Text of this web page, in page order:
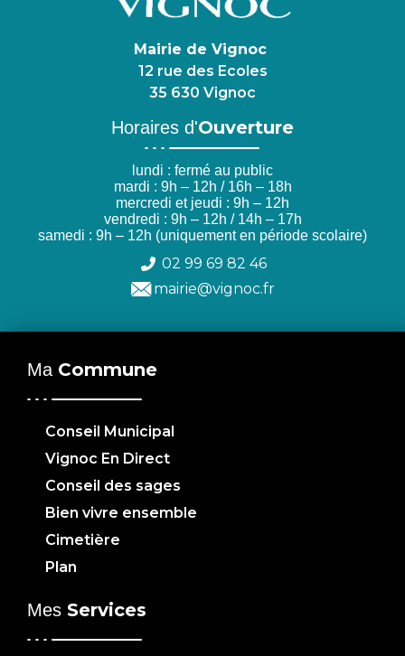
Mairie de Vignoc
12 rue des Ecoles
35 630 Vignoc
Horaires d'Ouverture
lundi : fermé au public
mardi : 9h – 12h / 16h – 18h
mercredi et jeudi : 9h – 12h
vendredi : 9h – 12h / 14h – 17h
samedi : 9h – 12h (uniquement en période scolaire)
02 99 69 82 46
mairie@vignoc.fr
Ma Commune
Conseil Municipal
Vignoc En Direct
Conseil des sages
Bien vivre ensemble
Cimetière
Plan
Mes Services